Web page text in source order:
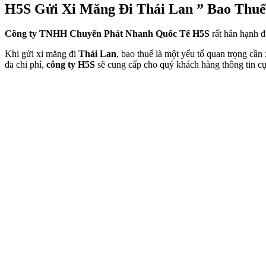
H5S Gửi Xi Măng Đi Thái Lan ” Bao
Công ty TNHH Chuyển Phát Nhanh Quốc Tế H5S rất hân hạnh
Khi gửi xi măng đi Thái Lan, bao thuế là một yếu tố quan trọng
đa chi phí, công ty H5S sẽ cung cấp cho quý khách hàng thông tin